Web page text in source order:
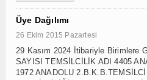
Üye Dağılımı
26 Ekim 2015 Pazartesi
29 Kasım 2024 İtibariyle Birimlere
SAYISI TEMSİLCİLİK ADI 4405
1972 ANADOLU